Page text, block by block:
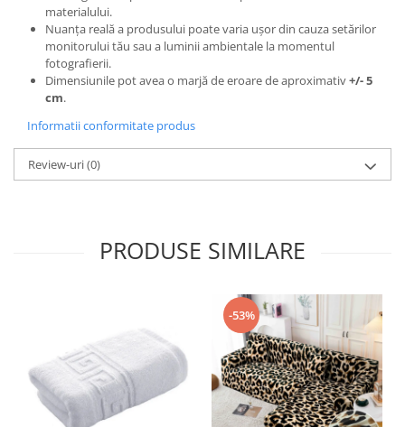
materialului.
Nuanța reală a produsului poate varia ușor din cauza setărilor
monitorului tău sau a luminii ambientale la momentul
fotografierii.
Dimensiunile pot avea o marjă de eroare de aproximativ+/- 5
cm.
Informatii conformitate produs
Review-uri(0)
PRODUSE SIMILARE
-53%